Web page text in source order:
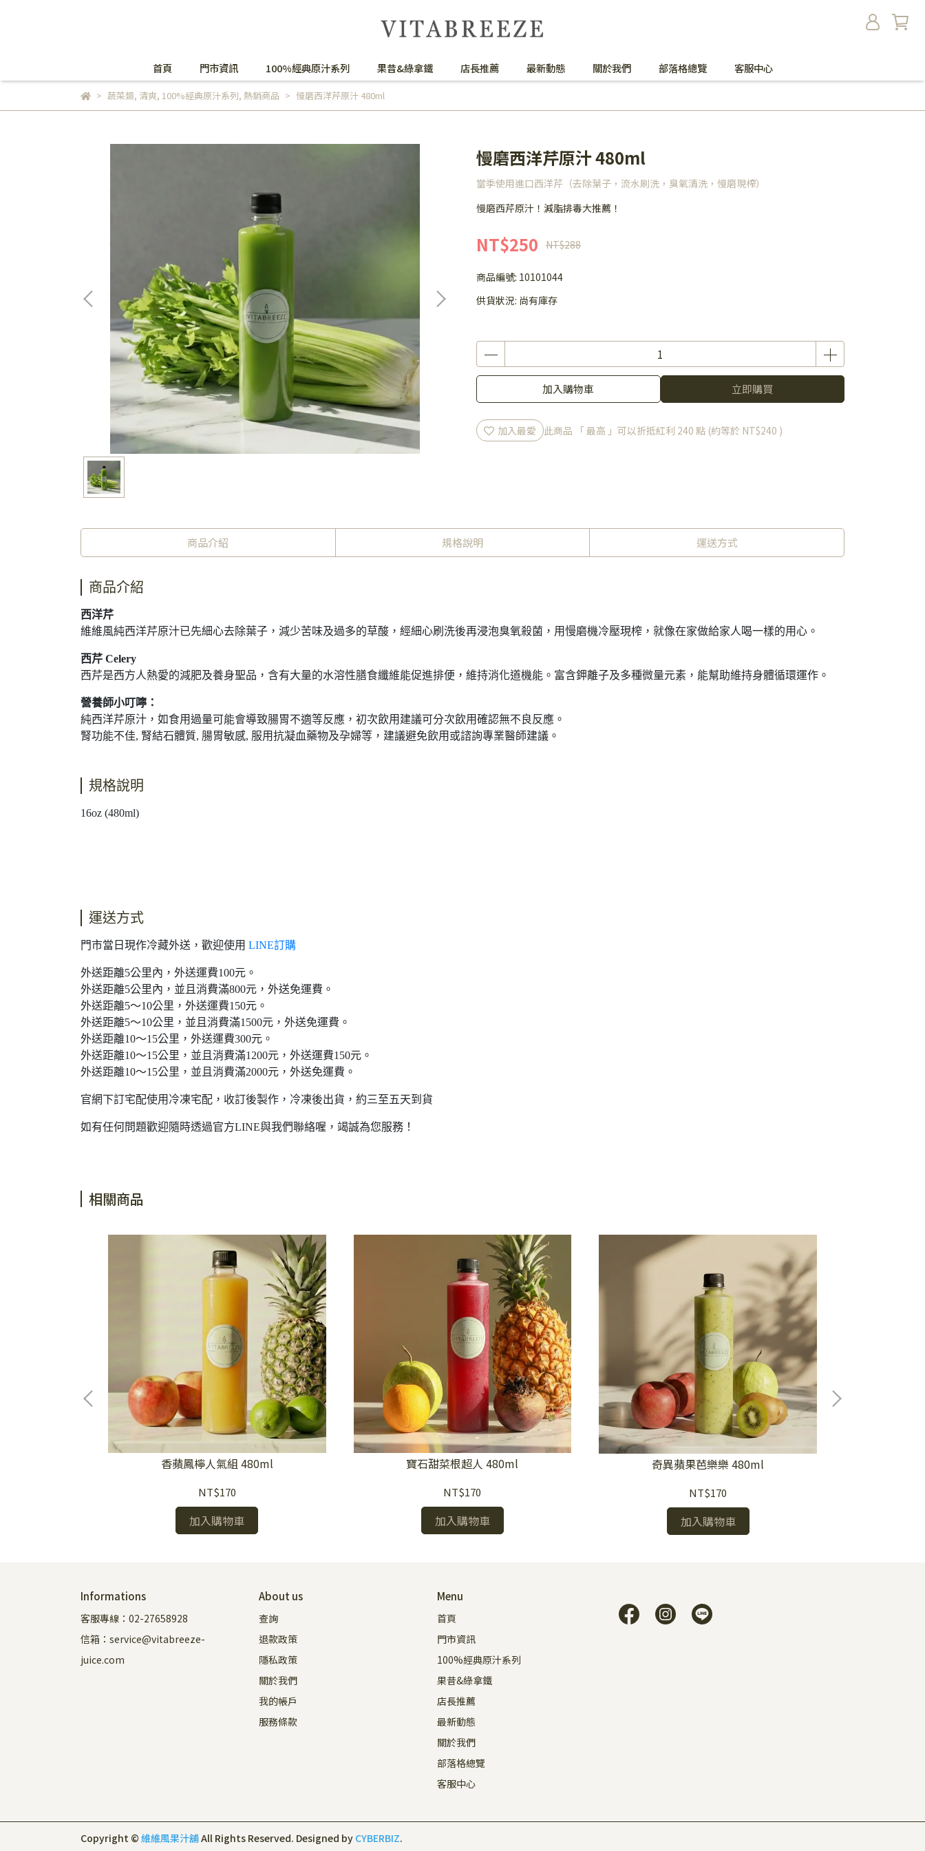
首頁 門市資訊 100%經典原汁系列 果昔&綠拿鐵 店長推薦 最新動態 關於我們 部落格總覽 客服中心
蔬菜類, 清爽, 100%經典原汁系列, 熱銷商品 慢磨西洋芹原汁 480ml
慢磨西洋芹原汁 480ml
當季使用進口西洋芹（去除葉子，流水刷洗，臭氧清洗，慢磨現榨）
慢磨西芹原汁！減脂排毒大推薦！
NT$250 NT$288
商品編號: 10101044
供貨狀況: 尚有庫存
加入購物車 立即購買
加入最愛 此商品 「 最高 」可以折抵紅利 240 點 (約等於 NT$240 )
商品介紹 規格說明 運送方式
商品介紹
西洋芹
維維風純西洋芹原汁已先細心去除葉子，減少苦味及過多的草酸，經細心刷洗後再浸泡臭氧殺菌，用慢磨機冷壓現榨，就像在家做給家人喝一樣的用心。
西芹 Celery
西芹是西方人熱愛的減肥及養身聖品，含有大量的水溶性膳食纖維能促進排便，維持消化道機能。富含鉀離子及多種微量元素，能幫助維持身體循環運作。
營養師小叮嚀：
純西洋芹原汁，如食用過量可能會導致腸胃不適等反應，初次飲用建議可分次飲用確認無不良反應。
腎功能不佳, 腎結石體質, 腸胃敏感, 服用抗凝血藥物及孕婦等，建議避免飲用或諮詢專業醫師建議。
規格說明
16oz (480ml)
運送方式
門市當日現作冷藏外送，歡迎使用 LINE訂購
外送距離5公里內，外送運費100元。
外送距離5公里內，並且消費滿800元，外送免運費。
外送距離5～10公里，外送運費150元。
外送距離5～10公里，並且消費滿1500元，外送免運費。
外送距離10～15公里，外送運費300元。
外送距離10～15公里，並且消費滿1200元，外送運費150元。
外送距離10～15公里，並且消費滿2000元，外送免運費。
官網下訂宅配使用冷凍宅配，收訂後製作，冷凍後出貨，約三至五天到貨
如有任何問題歡迎隨時透過官方LINE與我們聯絡喔，竭誠為您服務！
相關商品
香蘋鳳檸人氣組 480ml
NT$170
加入購物車
寶石甜菜根超人 480ml
NT$170
加入購物車
奇異蘋果芭樂樂 480ml
NT$170
加入購物車
Informations
客服專線：02-27658928
信箱：service@vitabreeze-
juice.com
About us
查詢
退款政策
隱私政策
關於我們
我的帳戶
服務條款
Menu
首頁
門市資訊
100%經典原汁系列
果昔&綠拿鐵
店長推薦
最新動態
關於我們
部落格總覽
客服中心
Copyright © 維維風果汁舖All Rights Reserved. Designed by CYBERBIZ.